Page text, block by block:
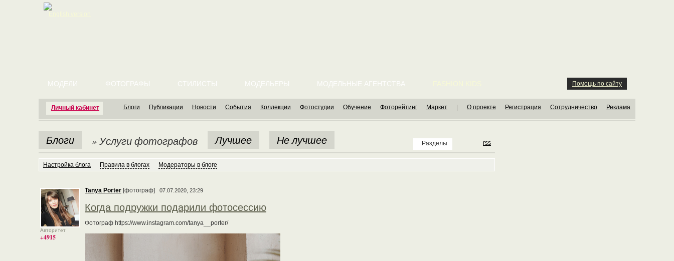
Личный кабинет
МОДЕЛИ ФОТОГРАФЫ СТИЛИСТЫ МОДЕЛЬЕРЫ МОДЕЛЬНЫЕ АГЕНТСТВА Помощь по сайту
Блоги Публикации Новости События Коллекции Фотостудии Обучение Фоторейтинг Маркет О проекте Регистрация Сотрудничество Реклама
Разделы rss
Блоги » Услуги фотографов Лучшее Не лучшее
Настройка блога Правила в блогах Модераторы в блоге
Авторитет
+4915
Tanya Porter [фотограф] 07.07.2020, 23:29
Когда подружки подарили фотосессию
Фотограф https://www.instagram.com/tanya__porter/